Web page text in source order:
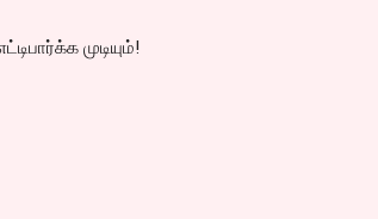
முடியும்!